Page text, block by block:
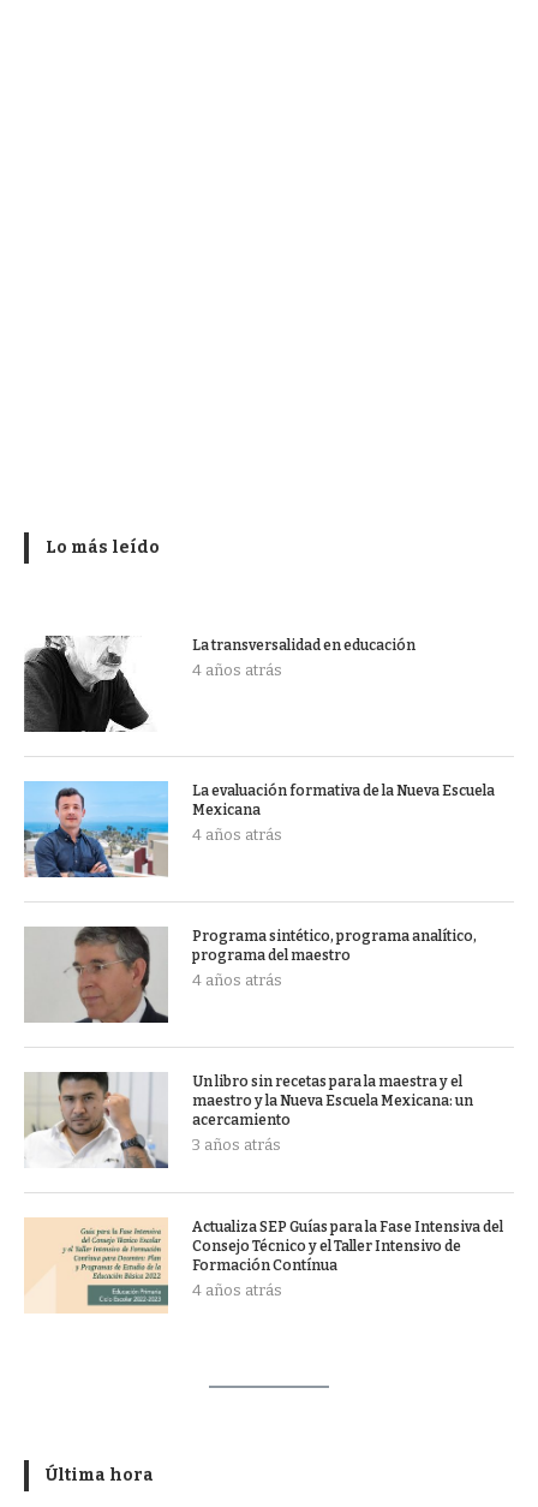
Lo más leído
La transversalidad en educación
4 años atrás
La evaluación formativa de la Nueva Escuela
Mexicana
4 años atrás
Programa sintético, programa analítico,
programa del maestro
4 años atrás
Un libro sin recetas para la maestra y el
maestro y la Nueva Escuela Mexicana: un
acercamiento
3 años atrás
Actualiza SEP Guías para la Fase Intensiva del
Consejo Técnico y el Taller Intensivo de
Formación Contínua
4 años atrás
Última hora